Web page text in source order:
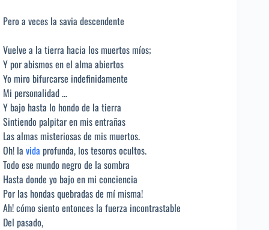
Pero a veces la savia descendente
Vuelve a la tierra hacia los muertos míos;
Y por abismos en el alma abiertos
Yo miro bifurcarse indefinidamente
Mi personalidad …
Y bajo hasta lo hondo de la tierra
Sintiendo palpitar en mis entrañas
Las almas misteriosas de mis muertos.
Oh! la vida profunda, los tesoros ocultos.
Todo ese mundo negro de la sombra
Hasta donde yo bajo en mi conciencia
Por las hondas quebradas de mí misma!
Ah! cómo siento entonces la fuerza incontrastable
Del pasado,